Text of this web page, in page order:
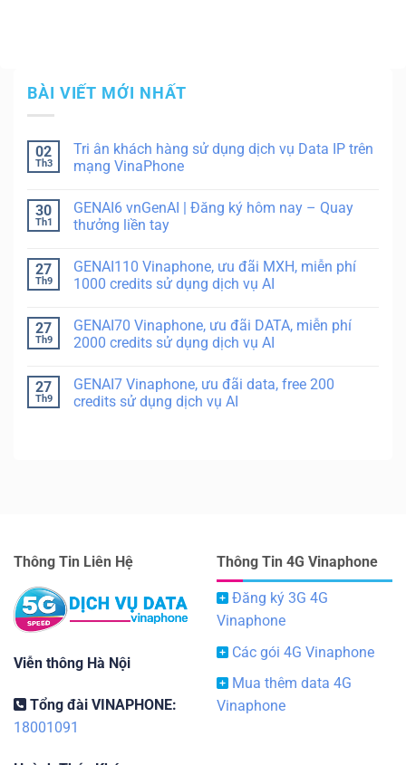
BÀI VIẾT MỚI NHẤT
02
Th3
Tri ân khách hàng sử dụng dịch vụ Data IP trên
mạng VinaPhone
30
Th1
GENAI6 vnGenAI | Đăng ký hôm nay – Quay
thưởng liền tay
27
Th9
GENAI110 Vinaphone, ưu đãi MXH, miễn phí
1000 credits sử dụng dịch vụ AI
27
Th9
GENAI70 Vinaphone, ưu đãi DATA, miễn phí
2000 credits sử dụng dịch vụ AI
27
Th9
GENAI7 Vinaphone, ưu đãi data, free 200
credits sử dụng dịch vụ AI
Thông Tin Liên Hệ
Viễn thông Hà Nội
Tổng đài VINAPHONE:
18001091
Thông Tin 4G Vinaphone
Đăng ký 3G 4G
Vinaphone
Các gói 4G Vinaphone
Mua thêm data 4G
Vinaphone